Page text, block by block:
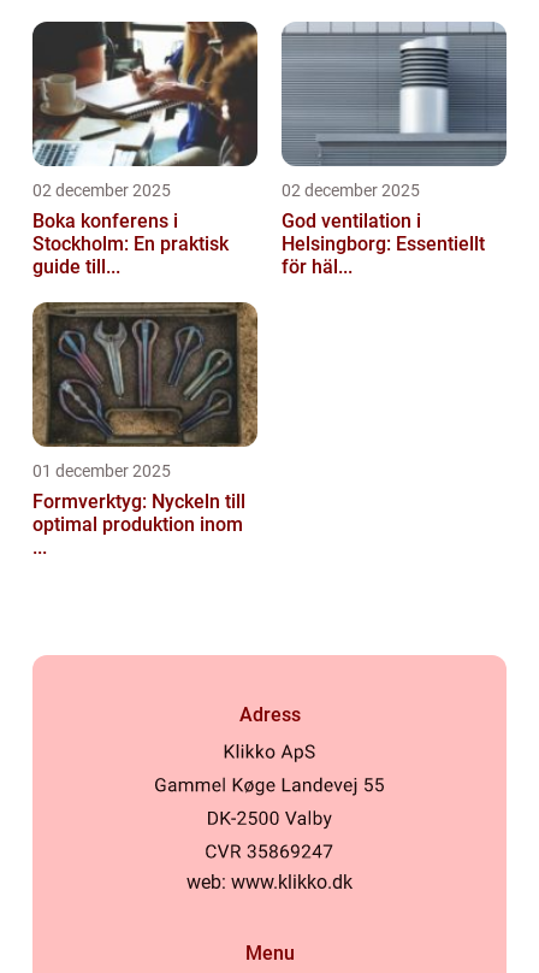
02 december 2025
Boka konferens i
Stockholm: En praktisk
guide till...
02 december 2025
God ventilation i
Helsingborg: Essentiellt
för häl...
01 december 2025
Formverktyg: Nyckeln till
optimal produktion inom
...
Adress
web: www.klikko.dk
Menu